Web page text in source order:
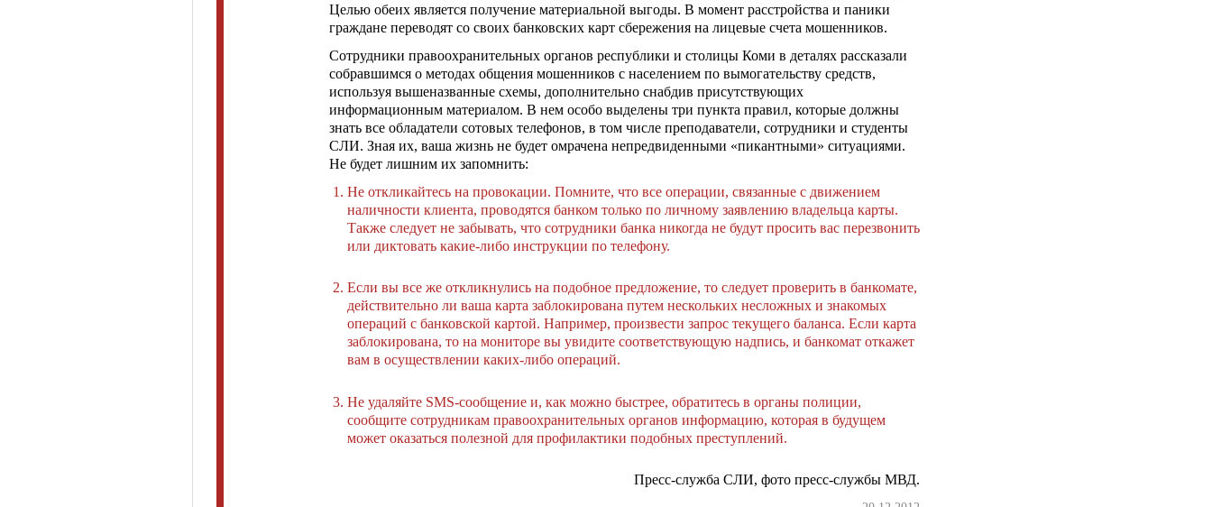
Целью обеих является получение материальной выгоды. В момент расстройства и паники
граждане переводят со своих банковских карт сбережения на лицевые счета мошенников.
Сотрудники правоохранительных органов республики и столицы Коми в деталях рассказали
собравшимся о методах общения мошенников с населением по вымогательству средств,
используя вышеназванные схемы, дополнительно снабдив присутствующих
информационным материалом. В нем особо выделены три пункта правил, которые должны
знать все обладатели сотовых телефонов, в том числе преподаватели, сотрудники и студенты
СЛИ. Зная их, ваша жизнь не будет омрачена непредвиденными «пикантными» ситуациями.
Не будет лишним их запомнить:
Не откликайтесь на провокации. Помните, что все операции, связанные с движением
наличности клиента, проводятся банком только по личному заявлению владельца карты.
Также следует не забывать, что сотрудники банка никогда не будут просить вас перезвонить
или диктовать какие-либо инструкции по телефону.
Если вы все же откликнулись на подобное предложение, то следует проверить в банкомате,
действительно ли ваша карта заблокирована путем нескольких несложных и знакомых
операций с банковской картой. Например, произвести запрос текущего баланса. Если карта
заблокирована, то на мониторе вы увидите соответствующую надпись, и банкомат откажет
вам в осуществлении каких-либо операций.
Не удаляйте SМS-сообщение и, как можно быстрее, обратитесь в органы полиции,
сообщите сотрудникам правоохранительных органов информацию, которая в будущем
может оказаться полезной для профилактики подобных преступлений.
Пресс-служба СЛИ, фото пресс-службы МВД.